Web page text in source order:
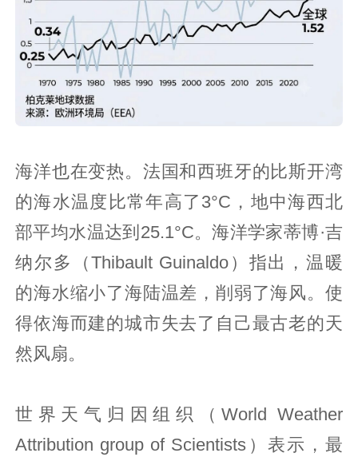
海洋也在变热。法国和西班牙的比斯开湾
的海水温度比常年高了3°C，地中海西北
部平均水温达到25.1°C。海洋学家蒂博·吉
纳尔多（Thibault Guinaldo）指出，温暖
的海水缩小了海陆温差，削弱了海风。使
得依海而建的城市失去了自己最古老的天
然风扇。
世界天气归因组织（World Weather
Attribution group of Scientists）表示，最